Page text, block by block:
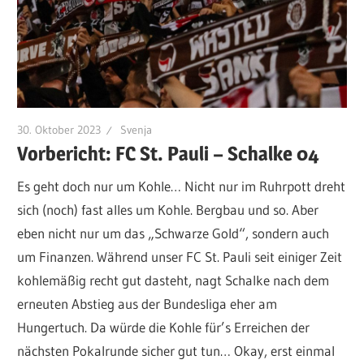
30. Oktober 2023 Svenja
Vorbericht: FC St. Pauli – Schalke 04
Es geht doch nur um Kohle… Nicht nur im Ruhrpott dreht
sich (noch) fast alles um Kohle. Bergbau und so. Aber
eben nicht nur um das „Schwarze Gold“, sondern auch
um Finanzen. Während unser FC St. Pauli seit einiger Zeit
kohlemäßig recht gut dasteht, nagt Schalke nach dem
erneuten Abstieg aus der Bundesliga eher am
Hungertuch. Da würde die Kohle für’s Erreichen der
nächsten Pokalrunde sicher gut tun… Okay, erst einmal